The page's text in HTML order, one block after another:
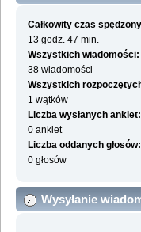
Całkowity czas
13 godz. 47 min.
Wszystkich wiadomości:
38 wiadomości
Wszystkich
1 wątków
Liczba wysłanych ankiet:
0 ankiet
Liczba oddanych głosów:
0 głosów
Wysyłanie